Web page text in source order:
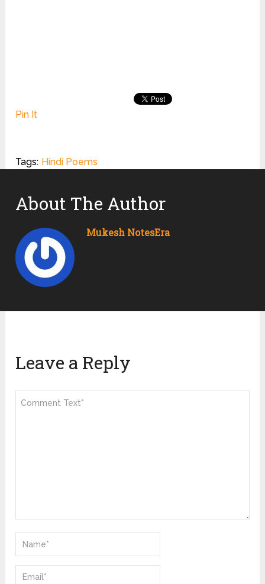
Pin It
Tags: Hindi Poems
About The Author
Mukesh NotesEra
Leave a Reply